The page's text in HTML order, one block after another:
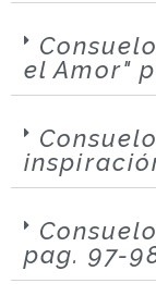
el Amor"
pag. 97-